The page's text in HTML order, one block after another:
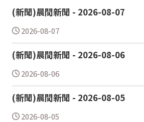
(新聞)晨間新聞 - 2026-08-07
2026-08-07
(新聞)晨間新聞 - 2026-08-06
2026-08-06
(新聞)晨間新聞 - 2026-08-05
2026-08-05